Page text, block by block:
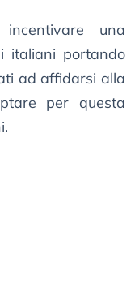
una
italiani portando
ad affidarsi alla
per questa